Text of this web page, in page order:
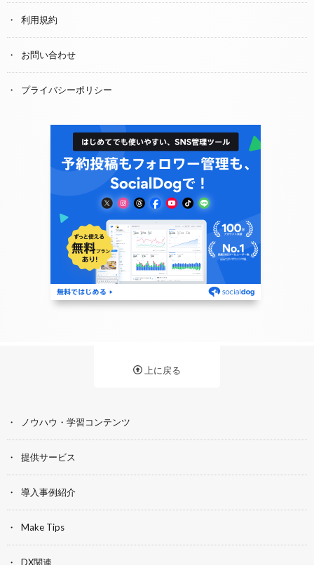
利用規約
お問い合わせ
プライバシーポリシー
上に戻る
ノウハウ・学習コンテンツ
提供サービス
導入事例紹介
Make Tips
DX関連